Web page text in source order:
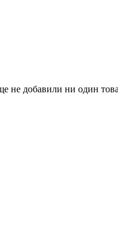
не добавили ни один